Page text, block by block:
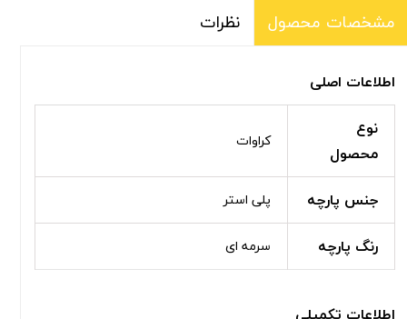
مشخصات محصول نظرات
اطلاعات اصلی
نوع
محصول
کراوات
جنس پارچه پلی استر
رنگ پارچه سرمه ای